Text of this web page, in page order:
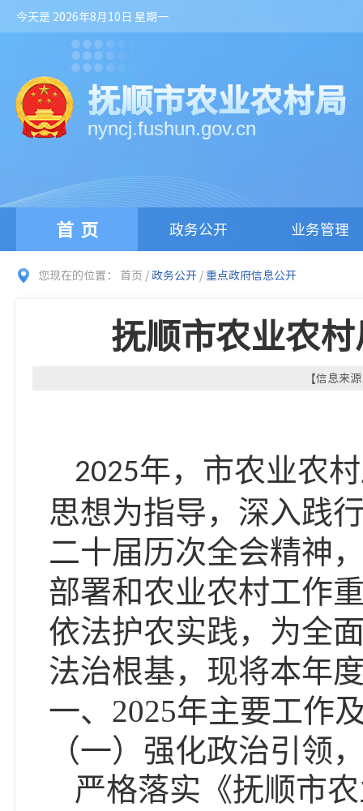
今天是 2026年8月10日 星期一
抚顺市农业农村局
nyncj.fushun.gov.cn
首页 政务公开 业务管理
您现在的位置： 首页 /政务公开 / 重点政府信息公开
抚顺市农业农
【信息来
2025年，市农业农
思想为指导，深入践
二十届历次全会精神
部署和农业农村工作
依法护农实践，为全
法治根基，现将本年
一、 2025年主要工作
（一）强化政治引领
严格落实《抚顺市